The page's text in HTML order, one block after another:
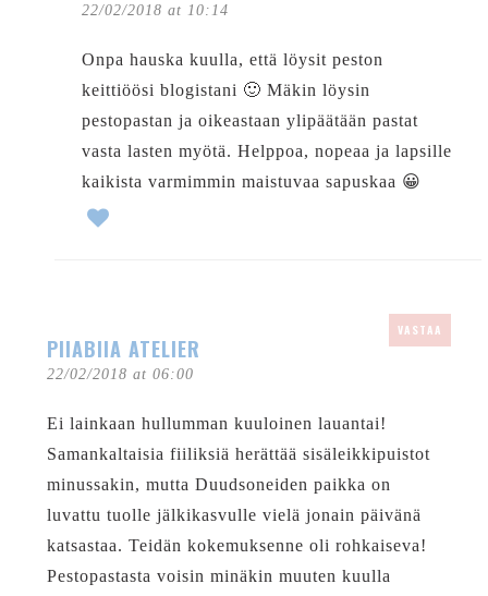
22/02/2018 at 10:14
Onpa hauska kuulla, että löysit peston
keittiöösi blogistani 🙂 Mäkin löysin
pestopastan ja oikeastaan ylipäätään pastat
vasta lasten myötä. Helppoa, nopeaa ja lapsille
kaikista varmimmin maistuvaa sapuskaa 😀
PIIABIIA ATELIER
22/02/2018 at 06:00
VASTAA
Ei lainkaan hullumman kuuloinen lauantai!
Samankaltaisia fiiliksiä herättää sisäleikkipuistot
minussakin, mutta Duudsoneiden paikka on
luvattu tuolle jälkikasvulle vielä jonain päivänä
katsastaa. Teidän kokemuksenne oli rohkaiseva!
Pestopastasta voisin minäkin muuten kuulla